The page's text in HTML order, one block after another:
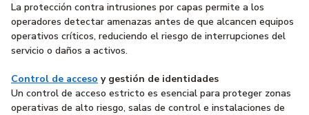
La protección contra intrusiones por capas permite a los
operadores detectar amenazas antes de que alcancen equipos
operativos críticos, reduciendo el riesgo de interrupciones del
servicio o daños a activos.
Control de acceso y gestión de identidades
Un control de acceso estricto es esencial para proteger zonas
operativas de alto riesgo, salas de control e instalaciones de